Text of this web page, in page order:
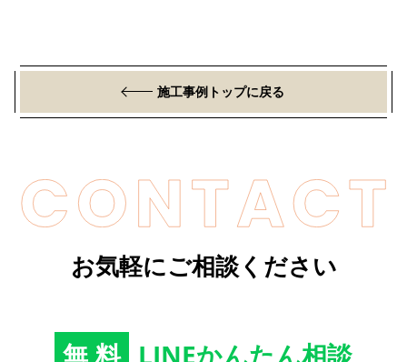
施工事例トップに戻る
お気軽にご相談ください
無料 LINEかんたん相談